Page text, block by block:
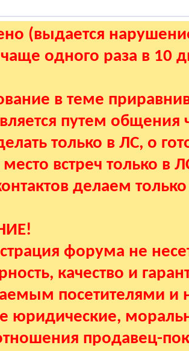
(выдается
одного раза в 10
в теме
путем
только в ЛС, о
встреч только в
делаем
форума не
качество и
посетителями и
юридические,
продавец-